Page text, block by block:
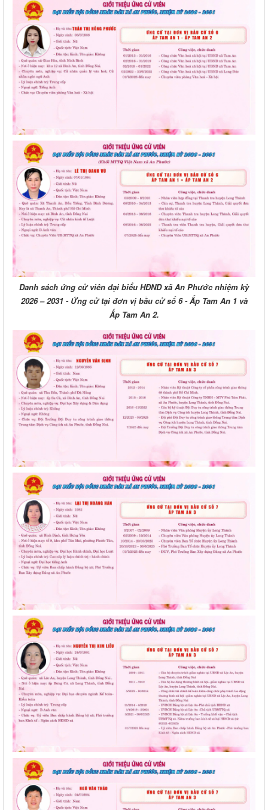
Danh sách ứng cử viên đại biểu HĐND xã An Phước nhiệm kỳ
2026 – 2031 - Ứng cử tại đơn vị bầu cử số 6 - Ấp Tam An 1 và
Ấp Tam An 2.